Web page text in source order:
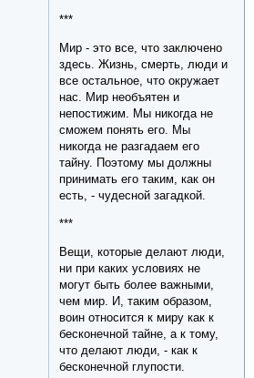
***
Мир - это все, что заключено
здесь. Жизнь, смерть, люди и
все остальное, что окружает
нас. Мир необъятен и
непостижим. Мы никогда не
сможем понять его. Мы
никогда не разгадаем его
тайну. Поэтому мы должны
принимать его таким, как он
есть, - чудесной загадкой.
***
Вещи, которые делают люди,
ни при каких условиях не
могут быть более важными,
чем мир. И, таким образом,
воин относится к миру как к
бесконечной тайне, а к тому,
что делают люди, - как к
бесконечной глупости.